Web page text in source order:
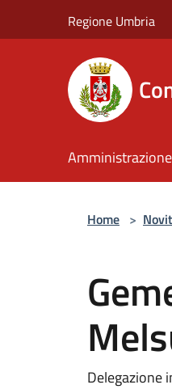
Regione Umbria
Amministrazione
Home >
Delegazione